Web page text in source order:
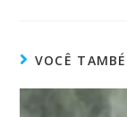
VOCÊ